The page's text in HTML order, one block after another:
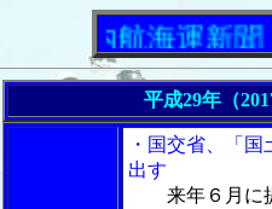
「内航海運新聞」ニ
平成29年（
・国交省、「
出す
来年６月に